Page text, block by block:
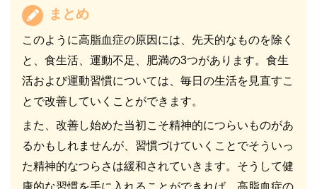
まとめ
このように高脂血症の原因には、先天的なものを除く
と、食生活、運動不足、肥満の3つがあります。食生
活および運動習慣については、毎日の生活を見直すこ
とで改善していくことができます。
また、改善し始めた当初こそ精神的につらいものがあ
るかもしれませんが、習慣づけていくことでそういっ
た精神的なつらさは緩和されていきます。そうして健